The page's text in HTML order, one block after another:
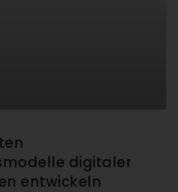
digitaler
entwickeln